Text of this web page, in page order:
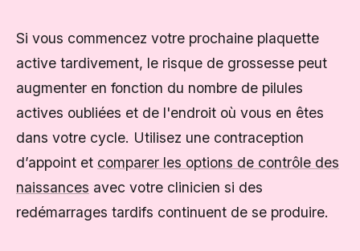
Si vous commencez votre prochaine plaquette
active tardivement, le risque de grossesse peut
augmenter en fonction du nombre de pilules
actives oubliées et de l'endroit où vous en êtes
dans votre cycle. Utilisez une contraception
d’appoint et comparer les options de contrôle des
naissances avec votre clinicien si des
redémarrages tardifs continuent de se produire.